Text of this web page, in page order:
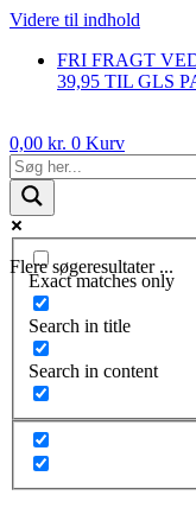
Videre til indhold
FRI FRAGT
39,95 TIL GLS
0,00 kr. 0 Kurv
Flere søgeresultater ...
Exact matches only
Search in title
Search in content